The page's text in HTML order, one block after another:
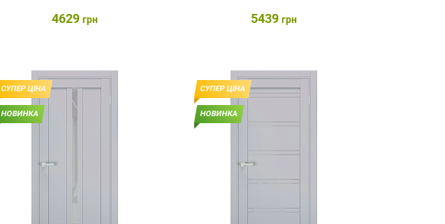
4629грн 5439грн
СУПЕР ЦІНА
НОВИНКА
СУПЕР ЦІНА
НОВИНКА